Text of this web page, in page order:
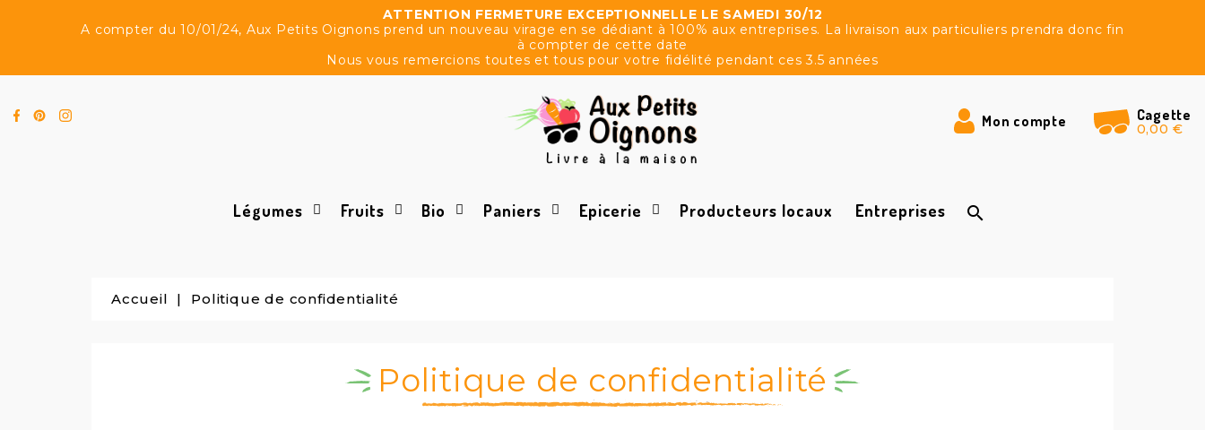
ATTENTION FERMETURE EXCEPTIONNELLE LE SAMEDI 30/12
A compter du 10/01/24, Aux Petits Oignons prend un nouveau virage en se dédiant à 100% aux entreprises. La livraison aux particuliers prendra donc fin
à compter de cette date
Nous vous remercions toutes et tous pour votre fidélité pendant ces 3.5 années
Mon compte Cagette
0,00 €
Légumes Fruits Bio Paniers Epicerie Producteurs locaux Entreprises 
Accueil Politique de confidentialité
Politique de confidentialité